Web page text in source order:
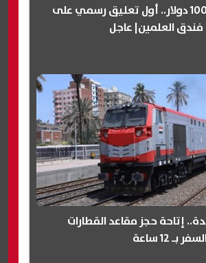
بعد أزمة الـ 1000 دولار.. أول تعليق رسمي على
العلمين| عاجل
إتاحة حجز مقاعد القطارات
12 ساعة